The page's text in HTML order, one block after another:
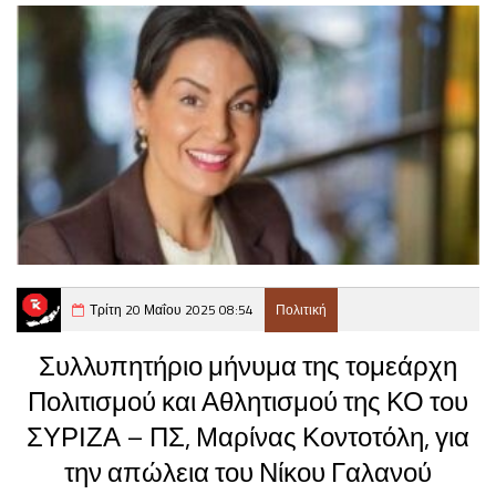
Τρίτη 20 Μαΐου 2025 08:54 Πολιτική
Συλλυπητήριο μήνυμα της τομεάρχη
Πολιτισμού και Αθλητισμού της ΚΟ του
ΣΥΡΙΖΑ – ΠΣ, Μαρίνας Κοντοτόλη, για
την απώλεια του Νίκου Γαλανού